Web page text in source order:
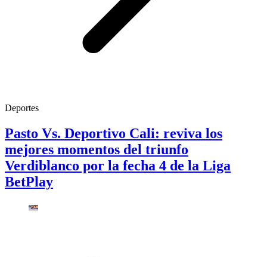
Deportes
Pasto Vs. Deportivo Cali: reviva los
mejores momentos del triunfo
Verdiblanco por la fecha 4 de la Liga
BetPlay